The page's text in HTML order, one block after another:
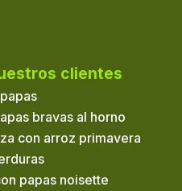
clientes
bravas al horno
con arroz primavera
papas noisette